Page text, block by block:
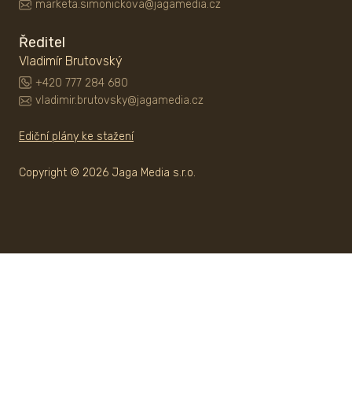
marketa.simonickova@jagamedia.cz
Ředitel
Vladimír Brutovský
+420 777 284 680
vladimir.brutovsky@jagamedia.cz
Ediční plány ke stažení
Copyright © 2026 Jaga Media s.r.o.